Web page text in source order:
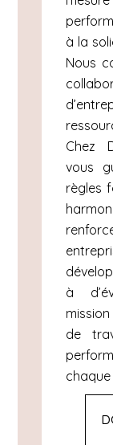
à la
Nous
Chez
vous
règles
à
de
chaque